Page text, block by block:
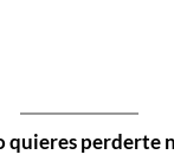
quieres perderte